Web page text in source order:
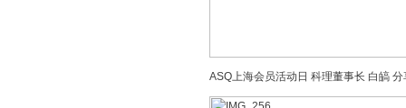
ASQ上海会员活动日 科理董事长 白皜 分